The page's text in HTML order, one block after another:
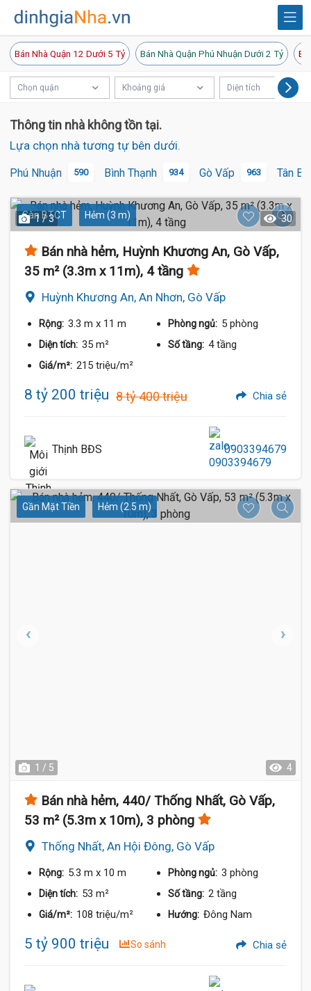
Bán Nhà Quận 12 Dưới 5 Tỷ Bán Nhà Quận Phú Nhuận Dưới 2 Tỷ
Chọn quận Khoảng giá Diện tích
Thông tin nhà không tồn tại.
Lựa chọn nhà tương tự bên dưới.
Phú Nhuận 590 Bình Thạnh 934 Gò Vấp 963 Tân
Sàn BTCT Hẻm (3 m)
1 / 3 30
Bán nhà hẻm, Huỳnh Khương An, Gò Vấp,
35 m² (3.3m x 11m), 4 tầng
Huỳnh Khương An, An Nhơn, Gò Vấp
Rộng: 3.3 m x 11 m Phòng ngủ: 5 phòng
Diện tích: 35 m² Số tầng: 4 tầng
Giá/m²: 215 triệu/m²
8 tỷ 200 triệu 8 tỷ 400 triệu Chia sẻ
Thịnh BĐS 0903394679
Gần Mặt Tiền Hẻm (2.5 m)
1 / 5 4
Bán nhà hẻm, 440/ Thống Nhất, Gò Vấp,
53 m² (5.3m x 10m), 3 phòng
Thống Nhất, An Hội Đông, Gò Vấp
Rộng: 5.3 m x 10 m Phòng ngủ: 3 phòng
Diện tích: 53 m² Số tầng: 2 tầng
Giá/m²: 108 triệu/m² Hướng: Đông Nam
5 tỷ 900 triệu So sánh Chia sẻ